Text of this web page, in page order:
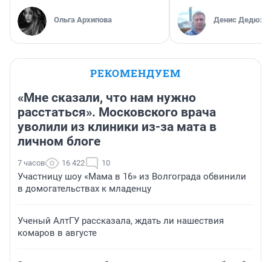
Ольга Архипова Денис
РЕКОМЕНДУЕМ
«Мне сказали, что нам нужно
расстаться». Московского врача
уволили из клиники из-за мата в
личном блоге
7 часов 16 422 10
Участницу шоу «Мама в 16» из Волгограда обвинили
в домогательствах к младенцу
Ученый АлтГУ рассказала, ждать ли нашествия
комаров в августе